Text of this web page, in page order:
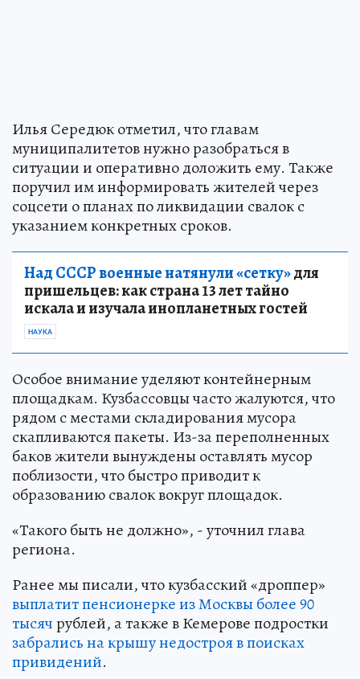
Илья Середюк отметил, что главам
муниципалитетов нужно разобраться в
ситуации и оперативно доложить ему. Также
поручил им информировать жителей через
соцсети о планах по ликвидации свалок с
указанием конкретных сроков.
Над СССР военные натянули «сетку»для
пришельцев: как страна 13 лет тайно
искала и изучала инопланетных гостей
НАУКА
Особое внимание уделяют контейнерным
площадкам. Кузбассовцы часто жалуются, что
рядом с местами складирования мусора
скапливаются пакеты. Из-за переполненных
баков жители вынуждены оставлять мусор
поблизости, что быстро приводит к
образованию свалок вокруг площадок.
«Такого быть не должно», - уточнил глава
региона.
Ранее мы писали, что кузбасский «дроппер»
выплатит пенсионерке из Москвы более 90
тысячрублей, а также в Кемерове подростки
забрались на крышу недостроя в поисках
привидений.